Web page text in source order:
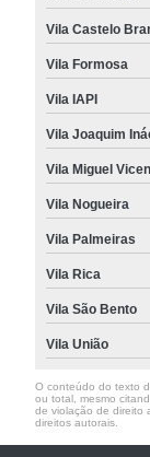
Vila Castelo
Vila Formosa
Vila IAPI
Vila Joaquim
Vila Miguel
Vila Nogueira
Vila Palmeiras
Vila Rica
Vila São Bento
Vila União
O conteúdo do texto
ou total, mesmo
de violação de direito
direitos autorais